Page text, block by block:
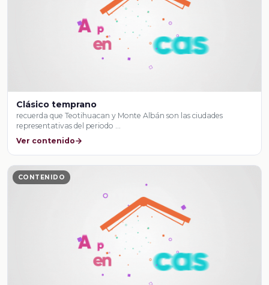
Clásico temprano
recuerda que Teotihuacan y Monte Albán son las ciudades
representativas del periodo …
Ver contenido
CONTENIDO